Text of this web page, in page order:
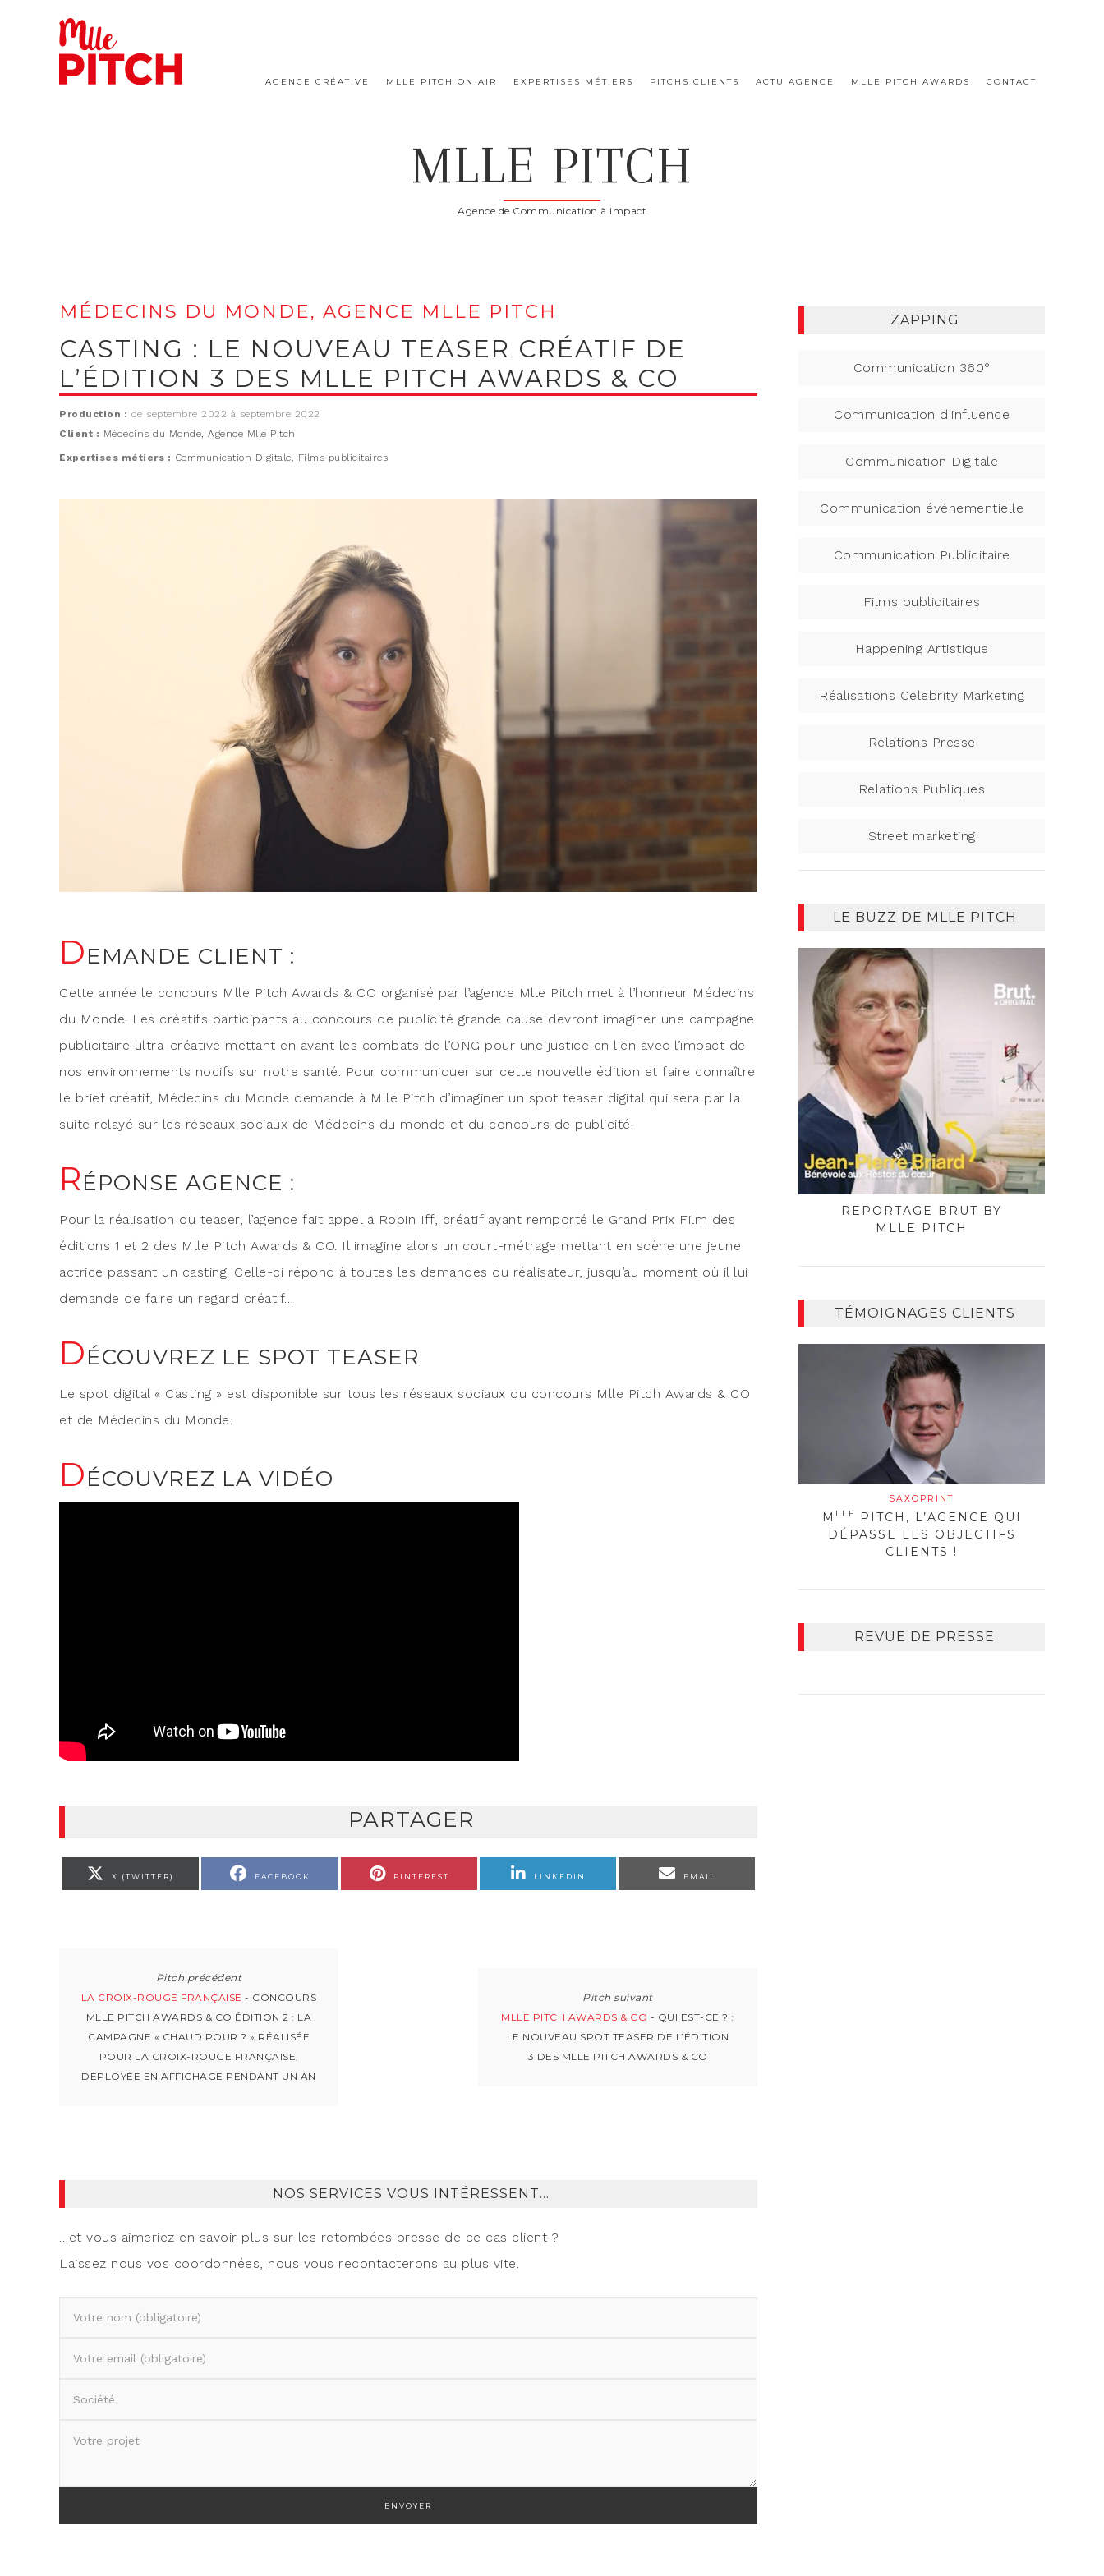
AGENCE CRÉATIVE MLLE PITCH ON AIR EXPERTISES MÉTIERS PITCHS CLIENTS ACTU AGENCE MLLE PITCH AWARDS CONTACT
MLLE PITCH
Agence de Communication à impact
MÉDECINS DU MONDE, AGENCE MLLE PITCH
CASTING : LE NOUVEAU TEASER CRÉATIF DE
L’ÉDITION 3 DES MLLE PITCH AWARDS & CO
Production : de septembre 2022 à septembre 2022
Client : Médecins du Monde, Agence Mlle Pitch
Expertises métiers : Communication Digitale, Films publicitaires
DEMANDE CLIENT :
Cette année le concours Mlle Pitch Awards & CO orga­ni­sé par l’agence Mlle Pitch met à l’honneur Méde­cins
du Monde. Les créa­tifs par­ti­ci­pants au concours de publi­ci­té grande cause devront ima­gi­ner une cam­pagne
publi­ci­taire ultra-créa­tive met­tant en avant les com­bats de l’ONG pour une jus­tice en lien avec l’impact de
nos envi­ron­ne­ments nocifs sur notre san­té. Pour com­mu­ni­quer sur cette nou­velle édi­tion et faire connaître
le brief créa­tif, Méde­cins du Monde demande à Mlle Pitch d’imaginer un spot tea­ser digi­tal qui sera par la
suite relayé sur les réseaux sociaux de Méde­cins du monde et du concours de publicité.
RÉPONSE AGENCE :
Pour la réa­li­sa­tion du tea­ser, l’agence fait appel à Robin Iff, créa­tif ayant rem­por­té le Grand Prix Film des
édi­tions 1 et 2 des Mlle Pitch Awards & CO. Il ima­gine alors un court-métrage met­tant en scène une jeune
actrice pas­sant un cas­ting. Celle-ci répond à toutes les demandes du réa­li­sa­teur, jusqu’au moment où il lui
demande de faire un regard créatif…
DÉCOUVREZ LE SPOT TEASER
Le spot digi­tal « Cas­ting » est dis­po­nible sur tous les réseaux sociaux du concours Mlle Pitch Awards & CO
et de Méde­cins du Monde.
DÉCOUVREZ LA VIDÉO
PARTAGER
X (TWITTER) FACEBOOK PINTEREST LINKEDIN EMAIL
LA CROIX-ROUGE FRANÇAISE - CONCOURS
MLLE PITCH AWARDS & CO ÉDITION 2 : LA
CAMPAGNE « CHAUD POUR ? » RÉALISÉE
POUR LA CROIX-ROUGE FRANÇAISE,
DÉPLOYÉE EN AFFICHAGE PENDANT UN AN
MLLE PITCH AWARDS & CO - QUI EST-CE ? :
LE NOUVEAU SPOT TEASER DE L’ÉDITION
3 DES MLLE PITCH AWARDS & CO
NOS SERVICES VOUS INTÉRESSENT…
…et vous aime­riez en savoir plus sur les retom­bées presse de ce cas client ?
Lais­sez nous vos coor­don­nées, nous vous recon­tac­te­rons au plus vite.
ZAPPING
Communication 360°
Communication d'influence
Communication Digitale
Communication événementielle
Communication Publicitaire
Films publicitaires
Happening Artistique
Réalisations Celebrity Marketing
Relations Presse
Relations Publiques
Street marketing
LE BUZZ DE MLLE PITCH
REPORTAGE BRUT BY
MLLE PITCH
TÉMOIGNAGES CLIENTS
SAXOPRINT
M LLE
PITCH, L’AGENCE QUI
DÉPASSE LES OBJECTIFS
CLIENTS !
REVUE DE PRESSE